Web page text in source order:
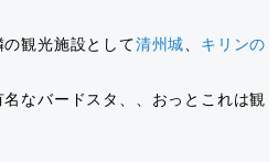
観光施設として清州城、 キリンの
なバードスタ、、おっとこれは観